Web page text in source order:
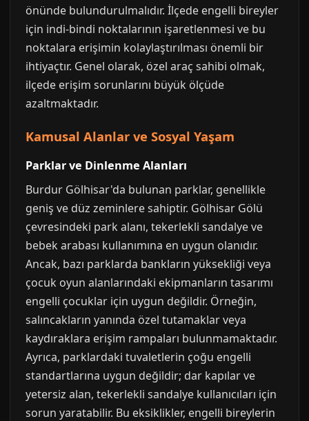
önünde bulundurulmalıdır. İlçede engelli bireyler
için indi-bindi noktalarının işaretlenmesi ve bu
noktalara erişimin kolaylaştırılması önemli bir
ihtiyaçtır. Genel olarak, özel araç sahibi olmak,
ilçede erişim sorunlarını büyük ölçüde
azaltmaktadır.
Kamusal Alanlar ve Sosyal Yaşam
Parklar ve Dinlenme Alanları
Burdur Gölhisar'da bulunan parklar, genellikle
geniş ve düz zeminlere sahiptir. Gölhisar Gölü
çevresindeki park alanı, tekerlekli sandalye ve
bebek arabası kullanımına en uygun olanıdır.
Ancak, bazı parklarda bankların yüksekliği veya
çocuk oyun alanlarındaki ekipmanların tasarımı
engelli çocuklar için uygun değildir. Örneğin,
salıncakların yanında özel tutamaklar veya
kaydıraklara erişim rampaları bulunmamaktadır.
Ayrıca, parklardaki tuvaletlerin çoğu engelli
standartlarına uygun değildir; dar kapılar ve
yetersiz alan, tekerlekli sandalye kullanıcıları için
sorun yaratabilir. Bu eksiklikler, engelli bireylerin